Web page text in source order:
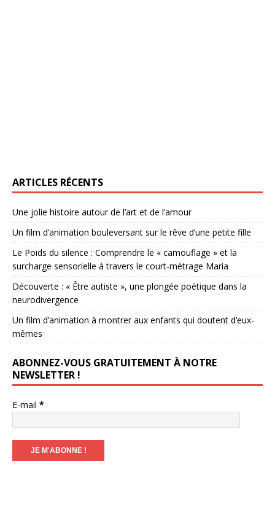
ARTICLES RÉCENTS
Une jolie histoire autour de l’art et de l’amour
Un film d’animation bouleversant sur le rêve d’une petite fille
Le Poids du silence : Comprendre le « camouflage » et la
surcharge sensorielle à travers le court-métrage Maria
Découverte : « Être autiste », une plongée poétique dans la
neurodivergence
Un film d’animation à montrer aux enfants qui doutent d’eux-
mêmes
ABONNEZ-VOUS GRATUITEMENT À NOTRE
NEWSLETTER !
E-mail *